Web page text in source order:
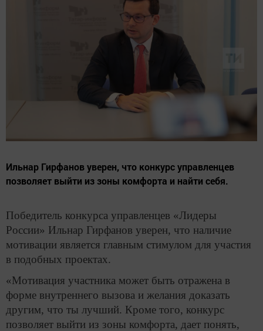
Ильнар Гирфанов уверен, что конкурс управленцев
позволяет выйти из зоны комфорта и найти себя.
Победитель конкурса управленцев «Лидеры
России» Ильнар Гирфанов уверен, что наличие
мотивации является главным стимулом для участия
в подобных проектах.
«Мотивация участника может быть отражена в
форме внутреннего вызова и желания доказать
другим, что ты лучший. Кроме того, конкурс
позволяет выйти из зоны комфорта, дает понять,